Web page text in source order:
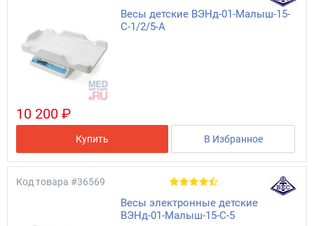
Весы детские ВЭНд-01-Малыш-15-
С-1/2/5-А
10 200 ₽
Купить В Избранное
Код товара #36569
Весы электронные детские
ВЭНд-01-Малыш-15-С-5